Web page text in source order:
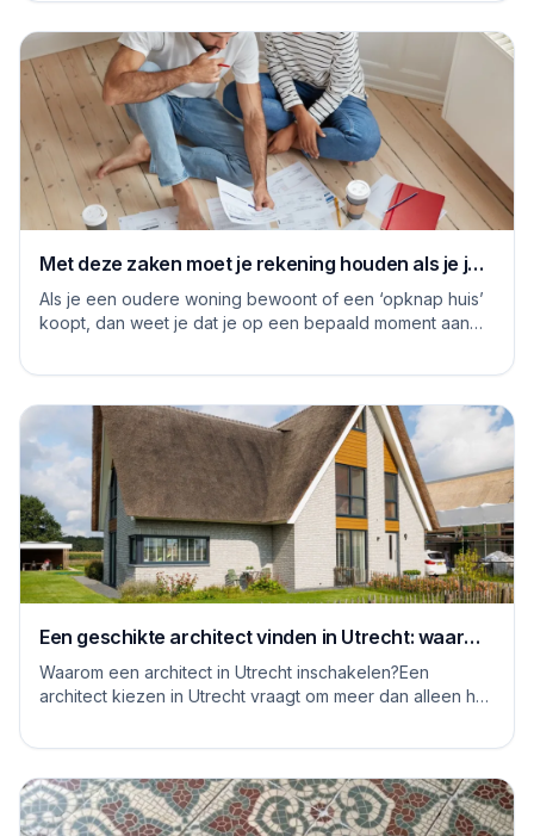
Met deze zaken moet je rekening houden als je je
huis grondig gaat renoveren
Als je een oudere woning bewoont of een ‘opknap huis’
koopt, dan weet je dat je op een bepaald moment aan
Een geschikte architect vinden in Utrecht: waar
moet je op letten
Waarom een architect in Utrecht inschakelen?Een
architect kiezen in Utrecht vraagt om meer dan alleen het